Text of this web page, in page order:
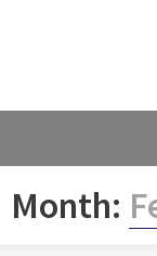
Month: